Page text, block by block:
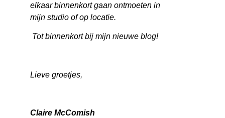
elkaar binnenkort gaan ontmoeten in
mijn studio of op locatie.
Tot binnenkort bij mijn nieuwe blog!
Lieve groetjes,
Claire McComish